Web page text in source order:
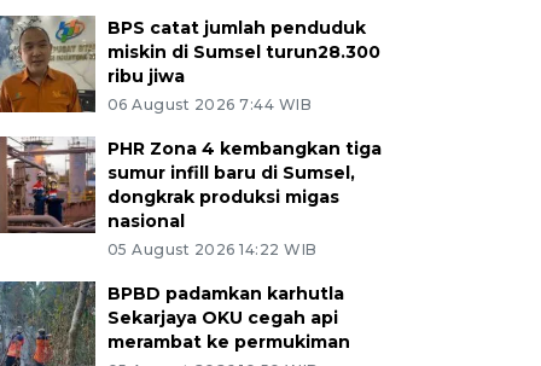
BPS catat jumlah penduduk
miskin di Sumsel turun28.300
ribu jiwa
06 August 2026 7:44 WIB
PHR Zona 4 kembangkan tiga
sumur infill baru di Sumsel,
dongkrak produksi migas
nasional
05 August 2026 14:22 WIB
BPBD padamkan karhutla
Sekarjaya OKU cegah api
merambat ke permukiman